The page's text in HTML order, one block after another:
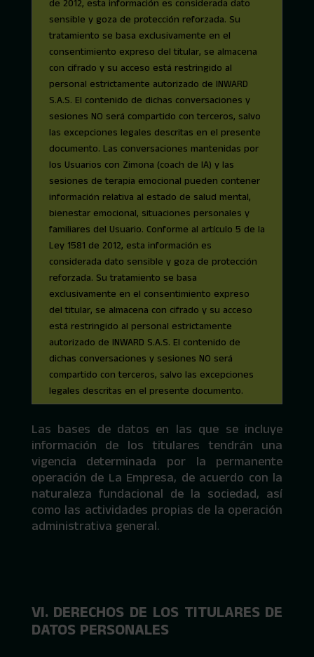
de 2012, esta información es considerada dato
sensible y goza de protección reforzada. Su
tratamiento se basa exclusivamente en el
consentimiento expreso del titular, se almacena
con cifrado y su acceso está restringido al
personal estrictamente autorizado de INWARD
S.A.S. El contenido de dichas conversaciones y
sesiones NO será compartido con terceros, salvo
las excepciones legales descritas en el presente
documento. Las conversaciones mantenidas por
los Usuarios con Zimona (coach de IA) y las
sesiones de terapia emocional pueden contener
información relativa al estado de salud mental,
bienestar emocional, situaciones personales y
familiares del Usuario. Conforme al artículo 5 de la
Ley 1581 de 2012, esta información es
considerada dato sensible y goza de protección
reforzada. Su tratamiento se basa
exclusivamente en el consentimiento expreso
del titular, se almacena con cifrado y su acceso
está restringido al personal estrictamente
autorizado de INWARD S.A.S. El contenido de
dichas conversaciones y sesiones NO será
compartido con terceros, salvo las excepciones
legales descritas en el presente documento.
Las bases de datos en las que se incluye
información de los titulares tendrán una
vigencia determinada por la permanente
operación de La Empresa, de acuerdo con la
naturaleza fundacional de la sociedad, así
como las actividades propias de la operación
administrativa general.
VI. DERECHOS DE LOS TITULARES DE
DATOS PERSONALES